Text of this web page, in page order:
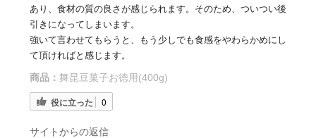
あり、食材の質の良さが感じられます。そのため、ついつい後
引きになってしまいます。
強いて言わせてもらうと、もう少しでも食感をやわらかめにし
て頂ければと感じます。
商品： 舞昆豆菓子お徳用(400g)
役に立った 0
サイトからの返信